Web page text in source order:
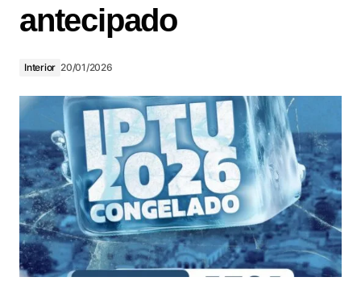
antecipado
Interior 20/01/2026